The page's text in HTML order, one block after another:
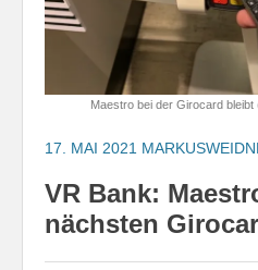
Maestro bei der Girocard
17. MAI 2021
VR Bank:
nächsten